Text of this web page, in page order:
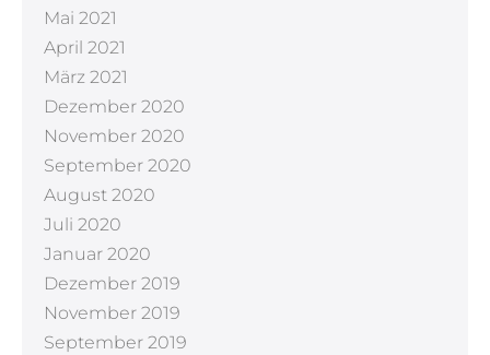
Mai 2021
April 2021
März 2021
Dezember 2020
November 2020
September 2020
August 2020
Juli 2020
Januar 2020
Dezember 2019
November 2019
September 2019